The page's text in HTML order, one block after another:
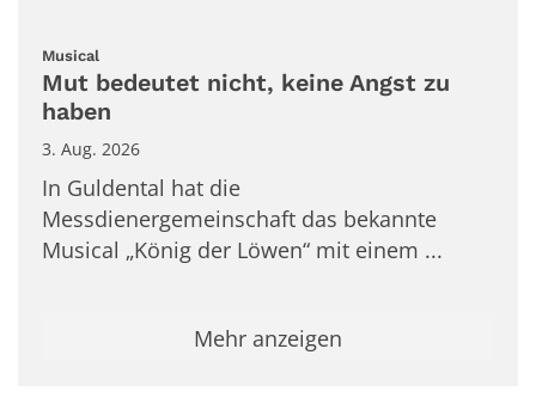
Musical:
Mut bedeutet nicht, keine Angst zu
haben
3. Aug. 2026
In Guldental hat die
Messdienergemeinschaft das bekannte
Musical „König der Löwen“ mit einem ...
Mehr anzeigen